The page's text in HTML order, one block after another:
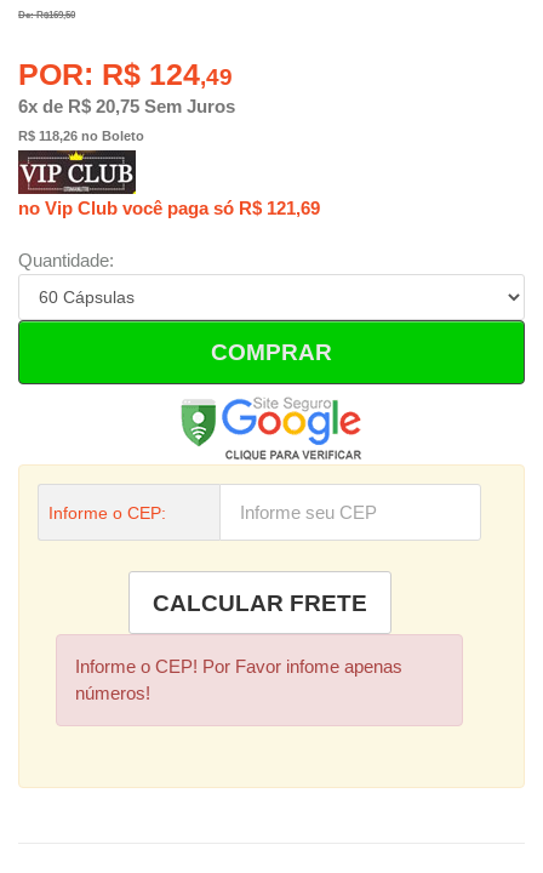
De: R$169,50
POR: R$ 124,49
6x de R$ 20,75 Sem Juros
R$ 118,26 no Boleto
no Vip Club você paga só R$ 121,69
Quantidade:
COMPRAR
Informe o CEP:
Informe o CEP! Por Favor infome apenas
números!